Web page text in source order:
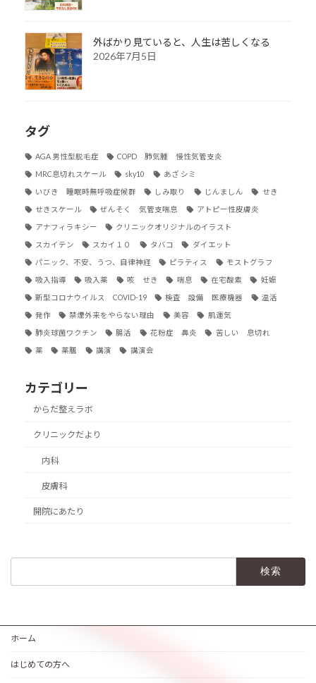
外ばかり見ていると、人生は苦しくなる
2026年7月5日
タグ
AGA 男性型脱毛症 COPD 肺気腫 慢性気管支炎
MRC息切れスケール sky10 あざ シミ
いびき 睡眠時無呼吸症候群 しみ取り じんましん せき
せきスケール ぜんそく 気管支喘息 アトピー性皮膚炎
アナフィラキシー クリニックオリジナルのイラスト
スカイテン スカイ１０ タバコ ダイエット
パニック、不安、うつ、自律神経 ピラティス モストグラフ
吸入指導 吸入薬 咳 せき 喘息 在宅酸素 妊娠
新型コロナウイルス COVID-19 検査 設備 医療機器 温活
発作 禁煙外来をやらない理由 美容 肌運気
肺炎球菌ワクチン 腸活 花粉症 鼻炎 苦しい 息切れ
薬 薬膳 講演 講演会
カテゴリー
からだ整えラボ
クリニックだより
内科
皮膚科
開院にあたり
ホーム
はじめての方へ